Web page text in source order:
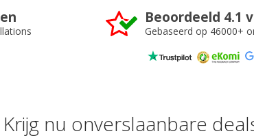
Beoordeeld 4.1
Gebaseerd op 46000+
nu onverslaanbare